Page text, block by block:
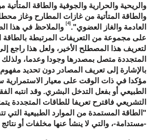
والريحية والحرارية والجوفية والطاقة المتأتية
والطاقة المتأتية من غازات المطارح وغاز
العادمة والغاز العضوي".[4] والملاحظ في هذا
على مجموعة من التعريفات المرتبطة
لتعريف هذا المصطلح الأخير، ولعل هذا راجع
المتجددة متصل بمصدرها وجودا وعدما،
بالإشارة إلى تعريف المصادر دون تحديد مفهوم
مؤكدا في ذات الوقت على معيار الاستمرارية
الطبيعي أو بفعل التدخل البشري. وقد انتبه
التشريعي فاقترح تعريفا للطاقات المتجددة
"الطاقة المستمدة من الموارد الطبيعية التي
-مستدامة-، والتي لا ينشأ عنها مخلفات أو نتائج